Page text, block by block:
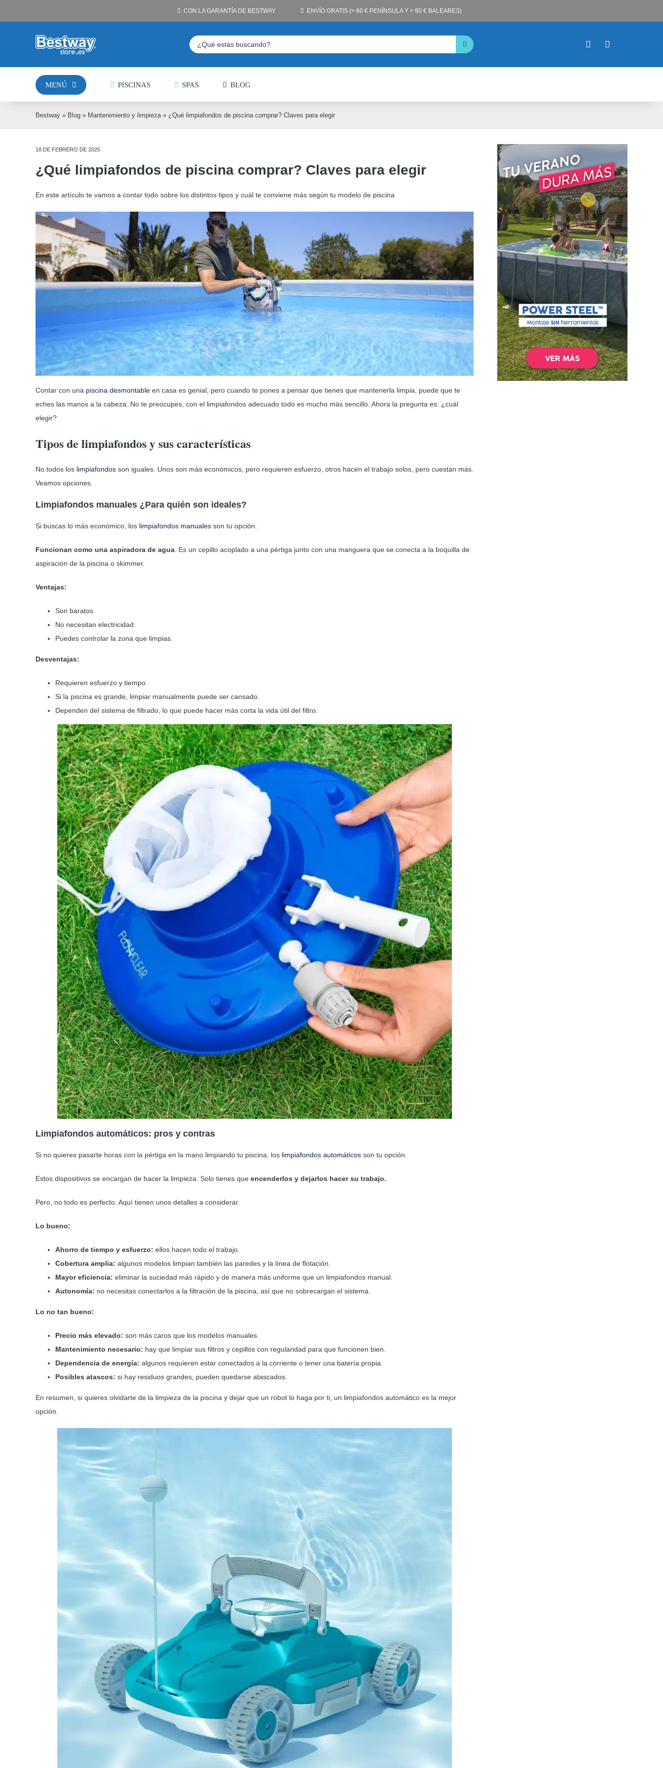
al
PISCINAS SPAS BLOG
MENÚ
CON LA GARANTÍA DE BESTWAY ENVÍO GRATIS (> 60 € PENÍNSULA Y > 90 € BALEARES)
Buscar:
Bestway» Blog» Mantenimiento y limpieza» ¿Qué limpiafondos de piscina comprar? Claves para elegir
18 DE FEBRERO DE 2025
¿Qué limpiafondos de piscina comprar? Claves para elegir
En este artículo te vamos a contar todo sobre los distintos tipos y cuál te conviene más según tu modelo de piscina
Contar con una piscina desmontableen casa es genial, pero cuando te pones a pensar que tienes que mantenerla limpia, puede que te
eches las manos a la cabeza. No te preocupes, con el limpiafondos adecuado todo es mucho más sencillo. Ahora la pregunta es: ¿cuál
elegir?
Tipos de limpiafondos y sus características
No todos los limpiafondosson iguales. Unos son más económicos, pero requieren esfuerzo, otros hacen el trabajo solos, pero cuestan más.
Veamos opciones.
Limpiafondos manuales ¿Para quién son ideales?
Si buscas lo más económico, los limpiafondos manualesson tu opción.
Funcionan como una aspiradora de agua. Es un cepillo acoplado a una pértiga junto con una manguera que se conecta a la boquilla de
aspiración de la piscina o skimmer.
Ventajas:
Son baratos.
No necesitan electricidad.
Puedes controlar la zona que limpias.
Desventajas:
Requieren esfuerzo y tiempo.
Si la piscina es grande, limpiar manualmente puede ser cansado.
Dependen del sistema de filtrado, lo que puede hacer más corta la vida útil del filtro.
Limpiafondos automáticos: pros y contras
Si no quieres pasarte horas con la pértiga en la mano limpiando tu piscina, loslimpiafondos automáticosson tu opción.
Estos dispositivos se encargan de hacer la limpieza. Solo tienes que encenderlos y dejarlos hacer su trabajo.
Pero, no todo es perfecto. Aquí tienen unos detalles a considerar.
Lo bueno:
Ahorro de tiempo y esfuerzo: ellos hacen todo el trabajo.
Cobertura amplia: algunos modelos limpian también las paredes y la línea de flotación.
Mayor eficiencia: eliminar la suciedad más rápido y de manera más uniforme que un limpiafondos manual.
Autonomía: no necesitas conectarlos a la filtración de la piscina, así que no sobrecargan el sistema.
Lo no tan bueno:
Precio más elevado: son más caros que los modelos manuales.
Mantenimiento necesario: hay que limpiar sus filtros y cepillos con regularidad para que funcionen bien.
Dependencia de energía: algunos requieren estar conectados a la corriente o tener una batería propia.
Posibles atascos: si hay residuos grandes, pueden quedarse atascados.
En resumen, si quieres olvidarte de la limpieza de la piscina y dejar que un robot lo haga por ti, un limpiafondos automático es la mejor
opción.